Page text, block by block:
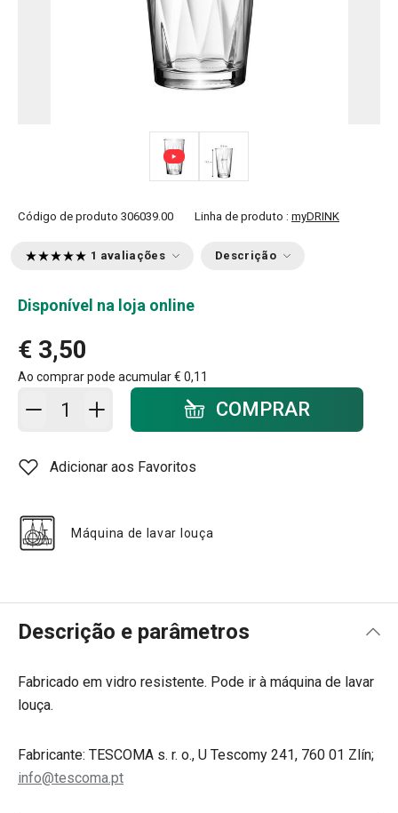
Código de produto 306039.00 Linha de produto : myDRINK
1 avaliações Descrição
Disponível na loja online
€ 3,50
Ao comprar pode acumular€ 0,11
Adicionar ao carrinho - quantidadeCOMPRAR
Adicionar aos Favoritos
Máquina de lavar louça
Descrição e parâmetros
Fabricado em vidro resistente. Pode ir à máquina de lavar
louça.
Fabricante: TESCOMA s. r. o., U Tescomy 241, 760 01 Zlín;
info@tescoma.pt